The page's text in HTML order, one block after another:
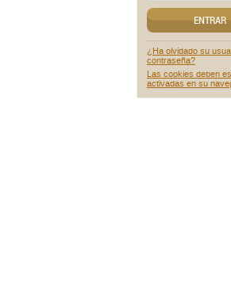
ENTRAR
¿Ha olvidado su
contraseña?
Las cookies deben
activadas en su